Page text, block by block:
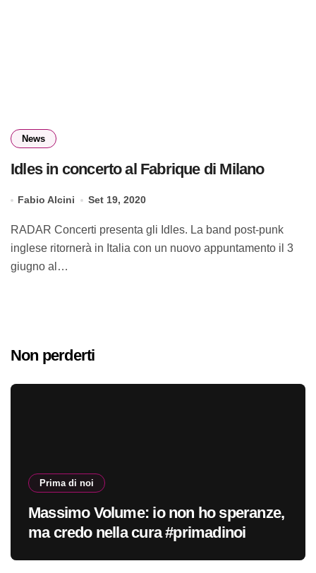
News
Idles in concerto al Fabrique di Milano
Fabio Alcini Set 19, 2020
RADAR Concerti presenta gli Idles. La band post-punk
inglese ritornerà in Italia con un nuovo appuntamento il 3
giugno al…
Non perderti
Prima di noi
Massimo Volume: io non ho speranze,
ma credo nella cura #primadinoi